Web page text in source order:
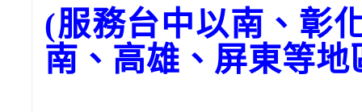
(服務台中以南、彰
南、高雄、屏東等地